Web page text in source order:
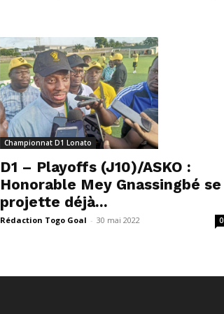
Championnat D1 Lonato
D1 – Playoffs (J10)/ASKO :
Honorable Mey Gnassingbé se
projette déjà...
Rédaction Togo Goal - 30 mai 2022 0